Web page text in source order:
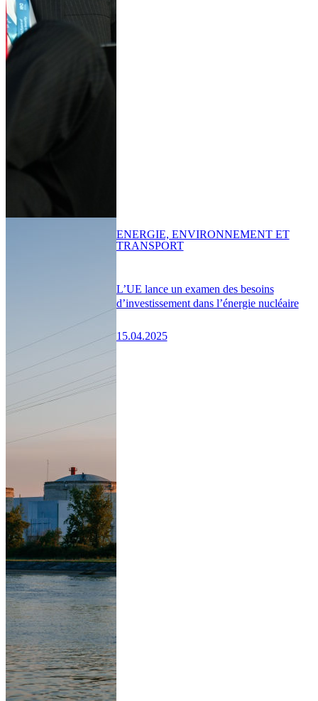
L’UE lance un examen des besoins
d’investissement dans l’énergie nucléaire
15.04.2025
ENERGIE, ENVIRONNEMENT ET
TRANSPORT